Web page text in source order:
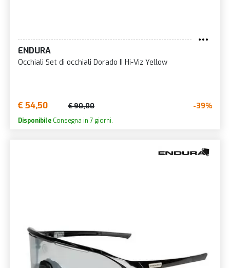
ENDURA
Occhiali Set di occhiali Dorado II Hi-Viz Yellow
€ 54,50 € 90,00 -39%
Disponibile Consegna in 7 giorni.